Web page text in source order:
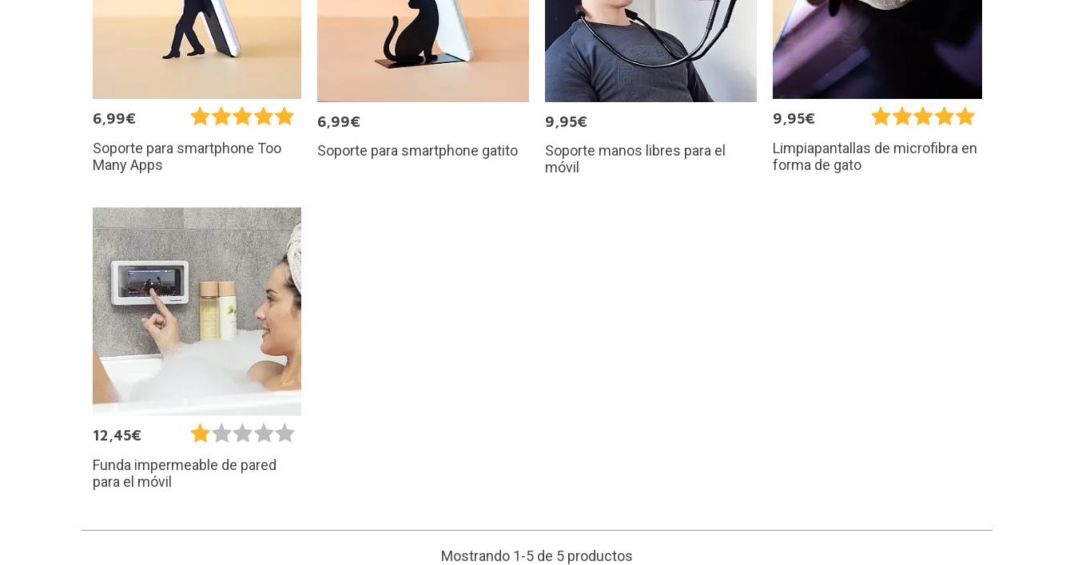
6,99€
Soporte para smartphone Too
Many Apps
6,99€
Soporte para smartphone gatito
9,95€
Soporte manos libres para el
móvil
9,95€
Limpiapantallas de microfibra en
forma de gato
12,45€
Funda impermeable de pared
para el móvil
Mostrando 1-5 de 5 productos